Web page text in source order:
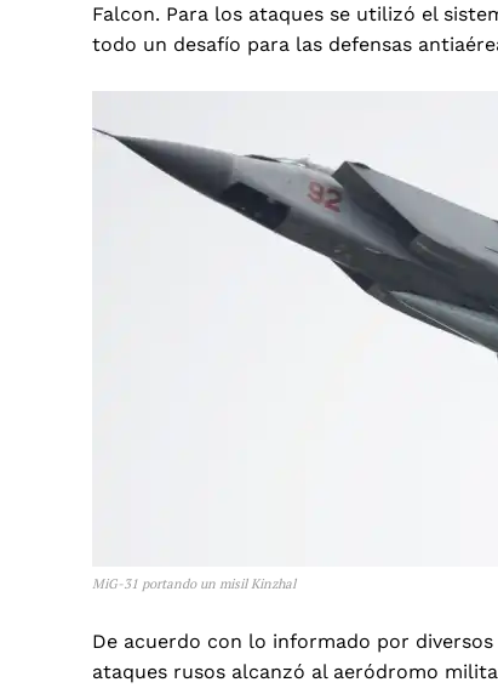
Falcon. Para los ataques se utilizó el
todo un desafío para las defensas
MiG-31 portando un misil Kinzhal
De acuerdo con lo informado por
ataques rusos alcanzó al aeródromo